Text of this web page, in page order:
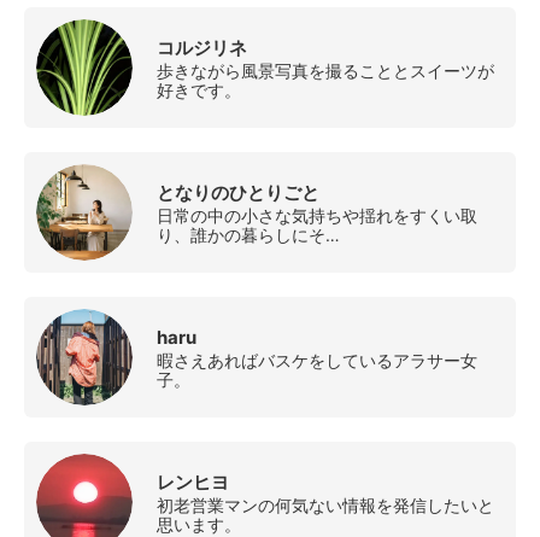
コルジリネ
歩きながら風景写真を撮ることとスイーツが
好きです。
となりのひとりごと
日常の中の小さな気持ちや揺れをすくい取
り、誰かの暮らしにそ…
haru
暇さえあればバスケをしているアラサー女
子。
レンヒヨ
初老営業マンの何気ない情報を発信したいと
思います。